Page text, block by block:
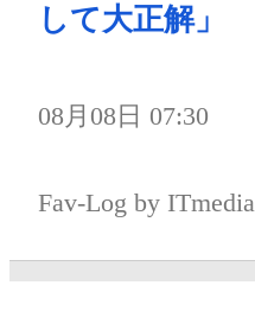
して大正解」
08月08日 07:30
Fav-Log by ITmedia